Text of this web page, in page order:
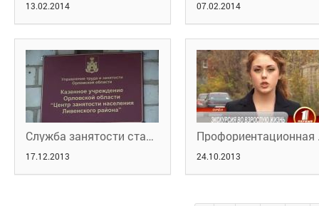
13.02.2014 07.02.2014
Служба занятости стала доступнее
17.12.2013 24.10.2013